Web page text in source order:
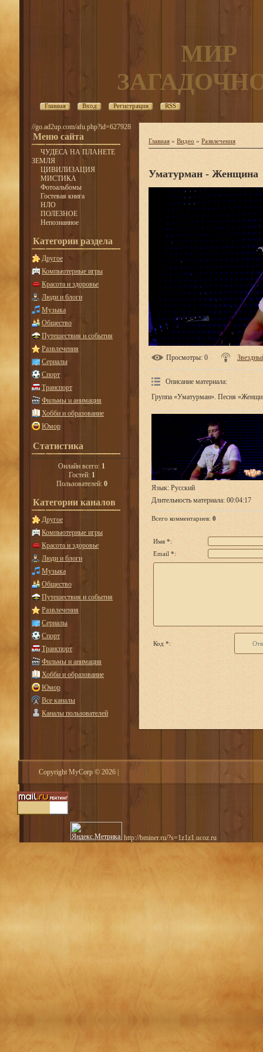
МИР
Главная Вход Регистрация RSS
//go.ad2up.com/afu.php?id=627928
Меню сайта
ЧУДЕСА НА ПЛАНЕТЕ
ЗЕМЛЯ
ЦИВИЛИЗАЦИЯ
МИСТИКА
Фотоальбомы
Гостевая книга
НЛО
ПОЛЕЗНОЕ
Непознанное
Категории раздела
Другое
Компьютерные игры
Красота и здоровье
Люди и блоги
Музыка
Общество
Путешествия и события
Развлечения
Сериалы
Спорт
Транспорт
Фильмы и анимация
Хобби и образование
Юмор
Статистика
Онлайн всего: 1
Гостей: 1
Пользователей: 0
Категории каналов
Другое
Компьютерные игры
Красота и здоровье
Люди и блоги
Музыка
Общество
Путешествия и события
Развлечения
Сериалы
Спорт
Транспорт
Фильмы и анимация
Хобби и образование
Юмор
Все каналы
Каналы пользователей
Главная » Видео » Развлечения
Уматурман - Женщина
Просмотры: 0
Описание материала:
Группа «Уматурман». Песня
Язык: Русский
Длительность материала: 00:04:17
Всего комментариев: 0
Имя *:
Email *:
Код *:
Copyright MyCorp © 2026
http://bminer.ru/?s=1z1z1.ucoz.ru